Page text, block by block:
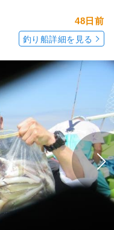
48日前
釣り船詳細を見る